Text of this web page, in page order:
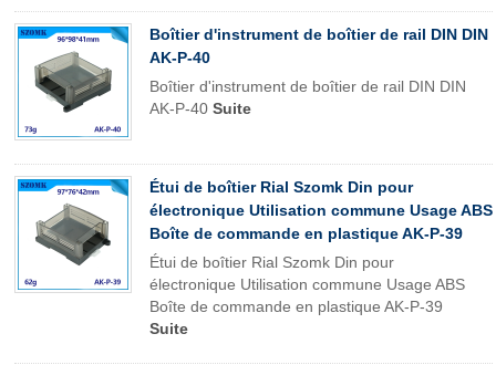
Boîtier d'instrument de boîtier de rail DIN DIN
AK-P-40
Boîtier d'instrument de boîtier de rail DIN DIN
AK-P-40 Suite
Étui de boîtier Rial Szomk Din pour
électronique Utilisation commune Usage ABS
Boîte de commande en plastique AK-P-39
Étui de boîtier Rial Szomk Din pour
électronique Utilisation commune Usage ABS
Boîte de commande en plastique AK-P-39
Suite